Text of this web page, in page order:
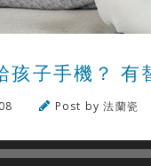
孩子手機？ 有
Post by法蘭瓷